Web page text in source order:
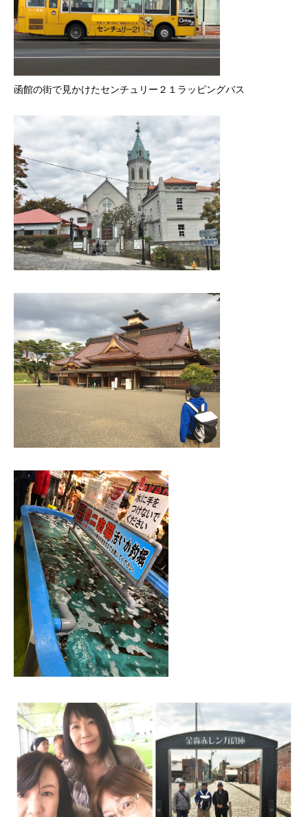
函館の街で見かけたセンチュリー２１ラッピングバス